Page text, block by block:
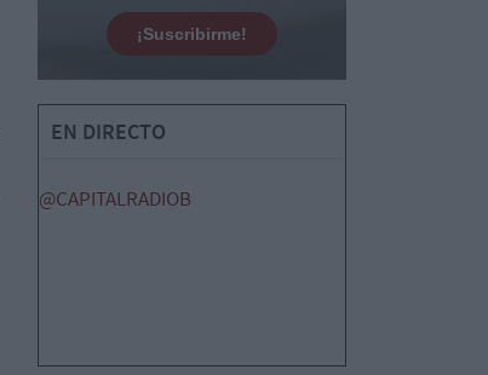
¡Suscribirme!
EN DIRECTO
@CAPITALRADIOB